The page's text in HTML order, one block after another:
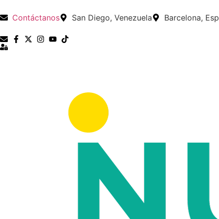
Contáctanos San Diego, Venezuela Barcelona,